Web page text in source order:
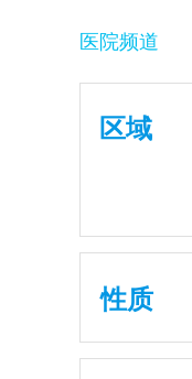
医院频道
区域
性质